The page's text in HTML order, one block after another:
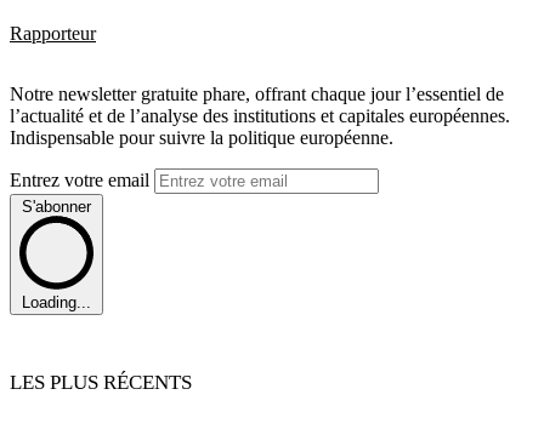
Rapporteur
Notre newsletter gratuite phare, offrant chaque jour l’essentiel de
l’actualité et de l’analyse des institutions et capitales européennes.
Indispensable pour suivre la politique européenne.
Entrez votre email
S'abonner
Loading...
LES PLUS RÉCENTS